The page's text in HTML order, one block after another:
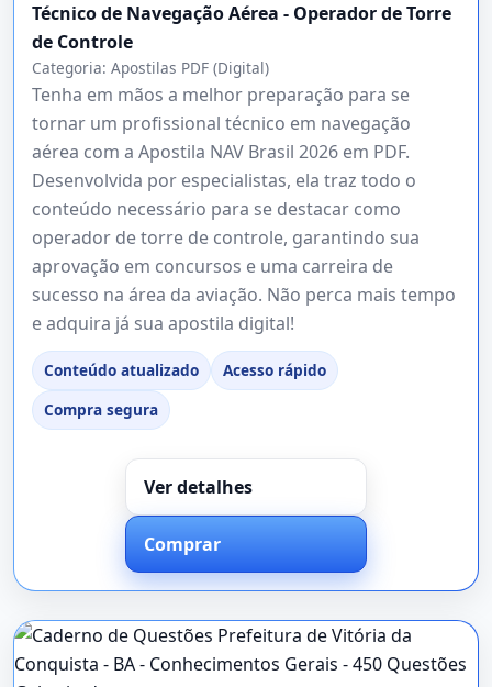
Técnico de Navegação Aérea - Operador de Torre
de Controle
Categoria: Apostilas PDF (Digital)
Tenha em mãos a melhor preparação para se
tornar um profissional técnico em navegação
aérea com a Apostila NAV Brasil 2026 em PDF.
Desenvolvida por especialistas, ela traz todo o
conteúdo necessário para se destacar como
operador de torre de controle, garantindo sua
aprovação em concursos e uma carreira de
sucesso na área da aviação. Não perca mais tempo
e adquira já sua apostila digital!
Conteúdo atualizado
Acesso rápido
Compra segura
Ver detalhes
Comprar